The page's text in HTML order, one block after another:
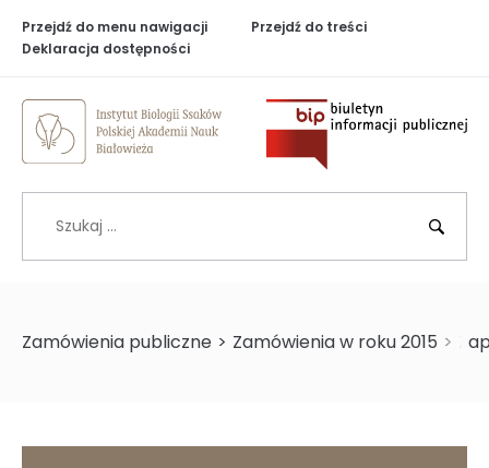
Przejdź do menu nawigacji
Przejdź do treści
Deklaracja dostępności
Biuletyn
Szukaj
>
Zamówienia publiczne > Zamówienia w roku 2015 >